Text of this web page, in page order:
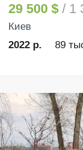
29 500 $ / 1
Киев
2022 р.
89